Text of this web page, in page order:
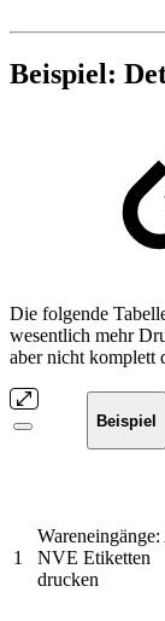
Beispiel:
Die folgende
wesentlich mehr
aber nicht komplett
Beispiel
1
NVE Etiketten
drucken